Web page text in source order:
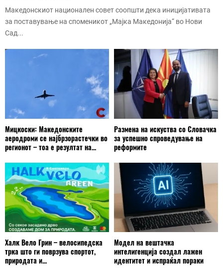
Македонскиот национален совет соопшти дека иницијативата
за поставување на споменикот „Мајка Македонија“ во Нови
Сад...
Мицкоски: Македонските
аеродроми се најбрзорастечки во
регионот – тоа е резултат на...
Размена на искуства со Словачка
за успешно спроведување на
реформите
Халк Вело Грин – велосипедска
трка што ги поврзува спортот,
природата и...
Модел на вештачка
интелигенција создал лажен
идентитет и испраќал пораки